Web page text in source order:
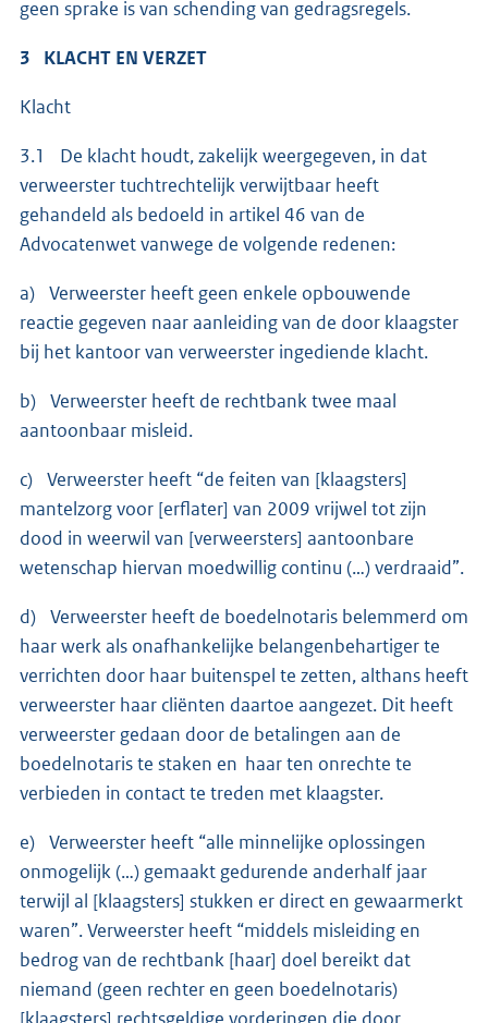
geen sprake is van schending van gedragsregels.
3 KLACHT EN VERZET
Klacht
3.1 De klacht houdt, zakelijk weergegeven, in dat
verweerster tuchtrechtelijk verwijtbaar heeft
gehandeld als bedoeld in artikel 46 van de
Advocatenwet vanwege de volgende redenen:
a) Verweerster heeft geen enkele opbouwende
reactie gegeven naar aanleiding van de door klaagster
bij het kantoor van verweerster ingediende klacht.
b) Verweerster heeft de rechtbank twee maal
aantoonbaar misleid.
c) Verweerster heeft “de feiten van [klaagsters]
mantelzorg voor [erflater] van 2009 vrijwel tot zijn
dood in weerwil van [verweersters] aantoonbare
wetenschap hiervan moedwillig continu (…) verdraaid”.
d) Verweerster heeft de boedelnotaris belemmerd om
haar werk als onafhankelijke belangenbehartiger te
verrichten door haar buitenspel te zetten, althans heeft
verweerster haar cliënten daartoe aangezet. Dit heeft
verweerster gedaan door de betalingen aan de
boedelnotaris te staken en haar ten onrechte te
verbieden in contact te treden met klaagster.
e) Verweerster heeft “alle minnelijke oplossingen
onmogelijk (…) gemaakt gedurende anderhalf jaar
terwijl al [klaagsters] stukken er direct en gewaarmerkt
waren”. Verweerster heeft “middels misleiding en
bedrog van de rechtbank [haar] doel bereikt dat
niemand (geen rechter en geen boedelnotaris)